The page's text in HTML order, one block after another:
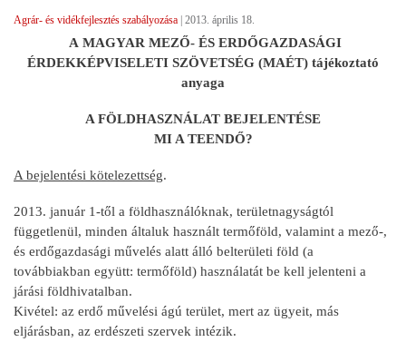
Agrár- és vidékfejlesztés szabályozása 2013. április 18.
A MAGYAR MEZŐ- ÉS ERDŐGAZDASÁGI
ÉRDEKKÉPVISELETI SZÖVETSÉG (MAÉT) tájékoztató
anyaga
A FÖLDHASZNÁLAT BEJELENTÉSE
MI A TEENDŐ?
A bejelentési kötelezettség.
2013. január 1-től a földhasználóknak, területnagyságtól
függetlenül, minden általuk használt termőföld, valamint a mező-,
és erdőgazdasági művelés alatt álló belterületi föld (a
továbbiakban együtt: termőföld) használatát be kell jelenteni a
járási földhivatalban.
Kivétel: az erdő művelési ágú terület, mert az ügyeit, más
eljárásban, az erdészeti szervek intézik.